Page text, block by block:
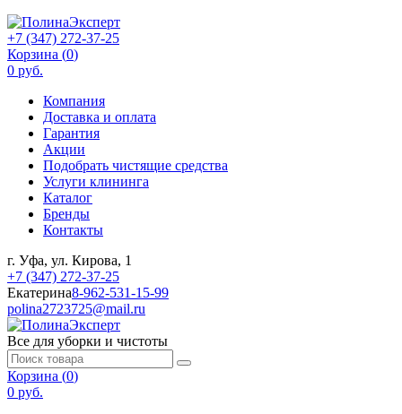
+7 (347) 272-37-25
Корзина (0)
0 руб.
Компания
Доставка и оплата
Гарантия
Акции
Подобрать чистящие средства
Услуги клининга
Каталог
Бренды
Контакты
г. Уфа, ул. Кирова, 1
+7 (347) 272-37-25
Екатерина8-962-531-15-99
polina2723725@mail.ru
Все для уборки и чистоты
Корзина (0)
0 руб.